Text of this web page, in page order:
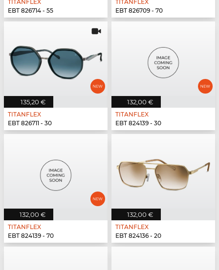
TITANFLEX
EBT 826714 - 55
TITANFLEX
EBT 826709 - 70
135,20 €
TITANFLEX
EBT 826711 - 30
132,00 €
TITANFLEX
EBT 824139 - 30
132,00 €
TITANFLEX
EBT 824139 - 70
132,00 €
TITANFLEX
EBT 824136 - 20